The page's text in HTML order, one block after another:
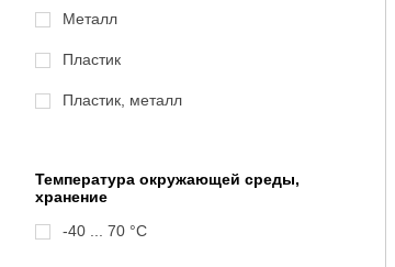
Металл
Пластик
Пластик, металл
Температура окружающей среды,
хранение
-40 ... 70 °C